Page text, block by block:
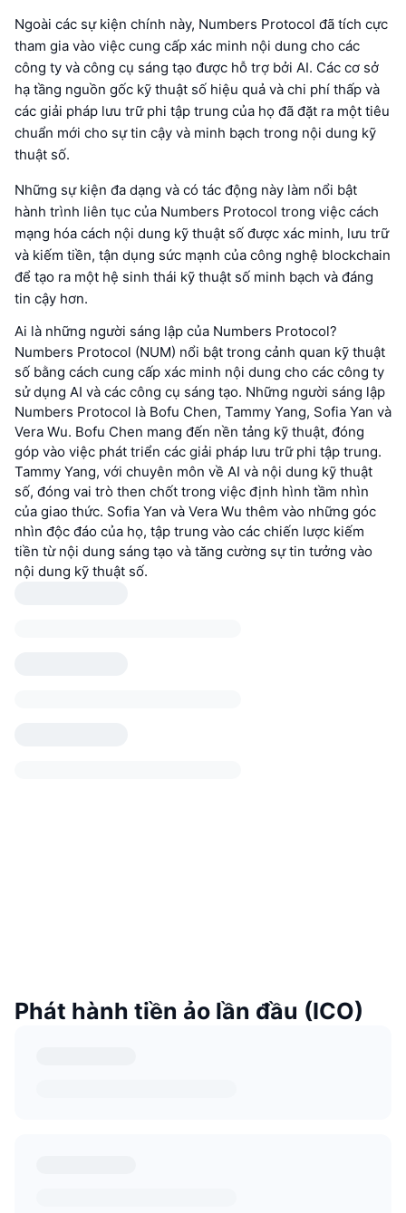
Ngoài các sự kiện chính này, Numbers Protocol đã tích cực
tham gia vào việc cung cấp xác minh nội dung cho các
công ty và công cụ sáng tạo được hỗ trợ bởi AI. Các cơ sở
hạ tầng nguồn gốc kỹ thuật số hiệu quả và chi phí thấp và
các giải pháp lưu trữ phi tập trung của họ đã đặt ra một tiêu
chuẩn mới cho sự tin cậy và minh bạch trong nội dung kỹ
thuật số.
Những sự kiện đa dạng và có tác động này làm nổi bật
hành trình liên tục của Numbers Protocol trong việc cách
mạng hóa cách nội dung kỹ thuật số được xác minh, lưu trữ
và kiếm tiền, tận dụng sức mạnh của công nghệ blockchain
để tạo ra một hệ sinh thái kỹ thuật số minh bạch và đáng
tin cậy hơn.
Ai là những người sáng lập của Numbers Protocol?
Numbers Protocol (NUM) nổi bật trong cảnh quan kỹ thuật
số bằng cách cung cấp xác minh nội dung cho các công ty
sử dụng AI và các công cụ sáng tạo. Những người sáng lập
Numbers Protocol là Bofu Chen, Tammy Yang, Sofia Yan và
Vera Wu. Bofu Chen mang đến nền tảng kỹ thuật, đóng
góp vào việc phát triển các giải pháp lưu trữ phi tập trung.
Tammy Yang, với chuyên môn về AI và nội dung kỹ thuật
số, đóng vai trò then chốt trong việc định hình tầm nhìn
của giao thức. Sofia Yan và Vera Wu thêm vào những góc
nhìn độc đáo của họ, tập trung vào các chiến lược kiếm
tiền từ nội dung sáng tạo và tăng cường sự tin tưởng vào
nội dung kỹ thuật số.
Phát hành tiền ảo lần đầu (ICO)